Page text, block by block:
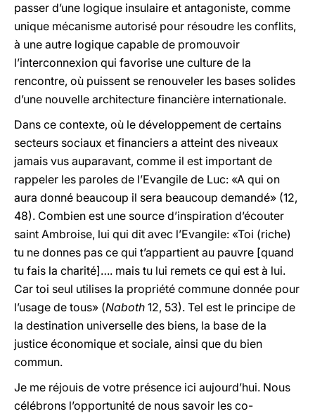
passer d’une logique insulaire et antagoniste, comme
unique mécanisme autorisé pour résoudre les conflits,
à une autre logique capable de promouvoir
l’interconnexion qui favorise une culture de la
rencontre, où puissent se renouveler les bases solides
d’une nouvelle architecture financière internationale.
Dans ce contexte, où le développement de certains
secteurs sociaux et financiers a atteint des niveaux
jamais vus auparavant, comme il est important de
rappeler les paroles de l’Evangile de Luc: «A qui on
aura donné beaucoup il sera beaucoup demandé» (12,
48). Combien est une source d’inspiration d’écouter
saint Ambroise, lui qui dit avec l’Evangile: «Toi (riche)
tu ne donnes pas ce qui t’appartient au pauvre [quand
tu fais la charité]…. mais tu lui remets ce qui est à lui.
Car toi seul utilises la propriété commune donnée pour
l’usage de tous» (Naboth 12, 53). Tel est le principe de
la destination universelle des biens, la base de la
justice économique et sociale, ainsi que du bien
commun.
Je me réjouis de votre présence ici aujourd’hui. Nous
célébrons l’opportunité de nous savoir les co-